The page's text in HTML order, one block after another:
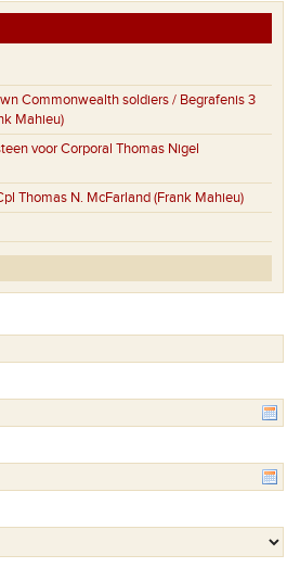
Commonwealth soldiers / Begrafenis 3
Mahieu)
voor Corporal Thomas Nigel
Thomas N. McFarland (Frank Mahieu)